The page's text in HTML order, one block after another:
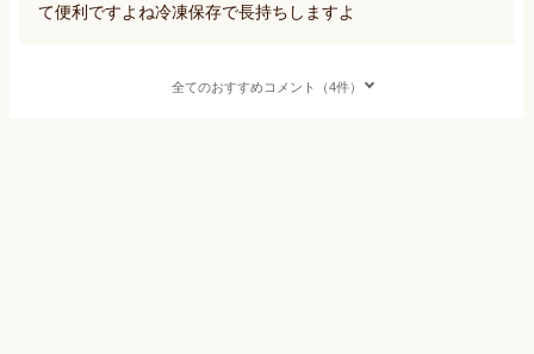
て便利ですよね冷凍保存で長持ちしますよ
全てのおすすめコメント（4件）